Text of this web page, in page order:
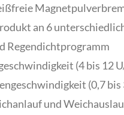
an 6
Regendichtprogramm
(4 bis 12
(0,7
und